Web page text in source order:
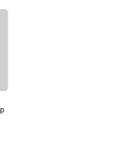
、「親
環保繪
住民家
－親子
田心國
年度
教知能
全國家
全家協
學學生
心障礙
臺中市第
南大學